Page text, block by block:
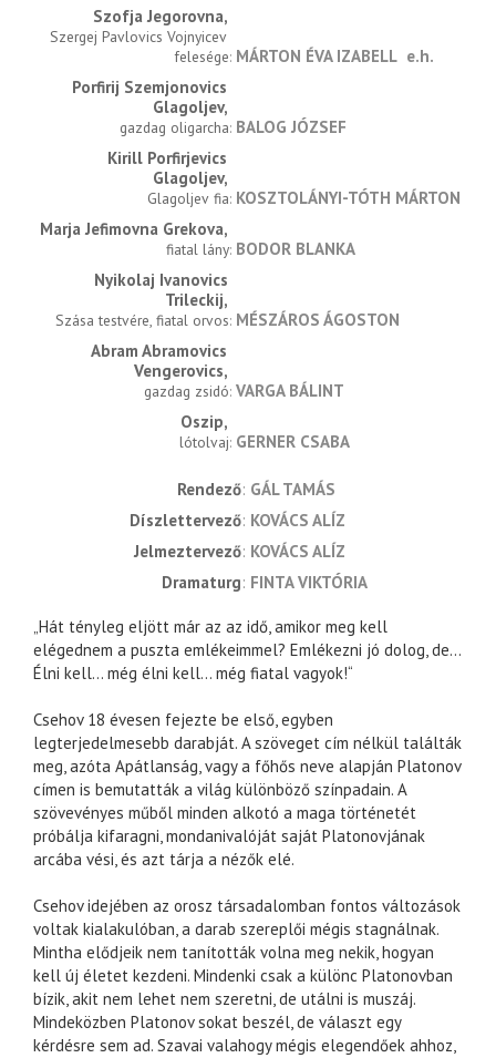
Szofja Jegorovna
Szergej Pavlovics Vojnyicev
felesége MÁRTON ÉVA IZABELL e.h.
Porfirij Szemjonovics
Glagoljev
gazdag oligarcha BALOG JÓZSEF
Kirill Porfirjevics
Glagoljev
Glagoljev fia KOSZTOLÁNYI-TÓTH MÁRTON
Marja Jefimovna Grekova
fiatal lány BODOR BLANKA
Nyikolaj Ivanovics
Trileckij
Szása testvére, fiatal orvos MÉSZÁROS ÁGOSTON
Abram Abramovics
Vengerovics
gazdag zsidó VARGA BÁLINT
Oszip
lótolvaj GERNER CSABA
rendező GÁL TAMÁS
díszlettervező KOVÁCS ALÍZ
jelmeztervező KOVÁCS ALÍZ
dramaturg FINTA VIKTÓRIA
„Hát tényleg eljött már az az idő, amikor meg kell
elégednem a puszta emlékeimmel? Emlékezni jó dolog, de…
Élni kell… még élni kell… még fiatal vagyok!“
Csehov 18 évesen fejezte be első, egyben
legterjedelmesebb darabját. A szöveget cím nélkül találták
meg, azóta Apátlanság, vagy a főhős neve alapján Platonov
címen is bemutatták a világ különböző színpadain. A
szövevényes műből minden alkotó a maga történetét
próbálja kifaragni, mondanivalóját saját Platonovjának
arcába vési, és azt tárja a nézők elé.
Csehov idejében az orosz társadalomban fontos változások
voltak kialakulóban, a darab szereplői mégis stagnálnak.
Mintha elődjeik nem tanították volna meg nekik, hogyan
kell új életet kezdeni. Mindenki csak a különc Platonovban
bízik, akit nem lehet nem szeretni, de utálni is muszáj.
Mindeközben Platonov sokat beszél, de választ egy
kérdésre sem ad. Szavai valahogy mégis elegendőek ahhoz,